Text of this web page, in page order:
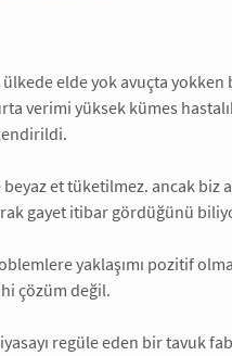
elde yok avuçta yokken
verimi yüksek kümes
et tüketilmez. ancak biz
gayet itibar gördüğünü
yaklaşımı pozitif
çözüm değil.
regüle eden bir tavuk